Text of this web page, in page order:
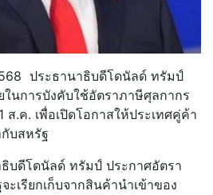
ประธานาธิบดีโดนัลด์ ทรัมป์
นการบังคับใช้อัตราภาษีศุลกากร
.ค. เพื่อเปิดโอกาสให้ประเทศคู่ค้า
บสหรัฐ
บดีโดนัลด์ ทรัมป์ ประกาศอัตรา
เรียกเก็บจากสินค้านำเข้าของ